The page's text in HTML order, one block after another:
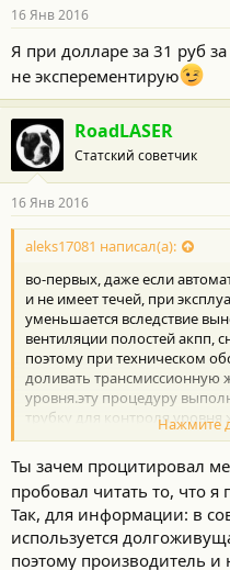
16 Янв 2016
Я при долларе за 31 руб
не эксперементирую
RoadLASER
Статский советчик
16 Янв 2016
aleks17081 написал(а):
во-первых, даже если
и не имеет течей, при
уменьшается вследствие
вентиляции полостей акпп,
поэтому при техническом
доливать трансмиссионную
уровня.эту процедуру
трубку для контроля
современные коробки
характерно для
пытающихся отстранить
у них, видимо, большинство)
техники.
во-вторых, при длительной
жидкость рано или поздно
Нажмите
Ты зачем процитировал
пробовал читать то, что я
Так, для информации: в
используется
поэтому производитель и